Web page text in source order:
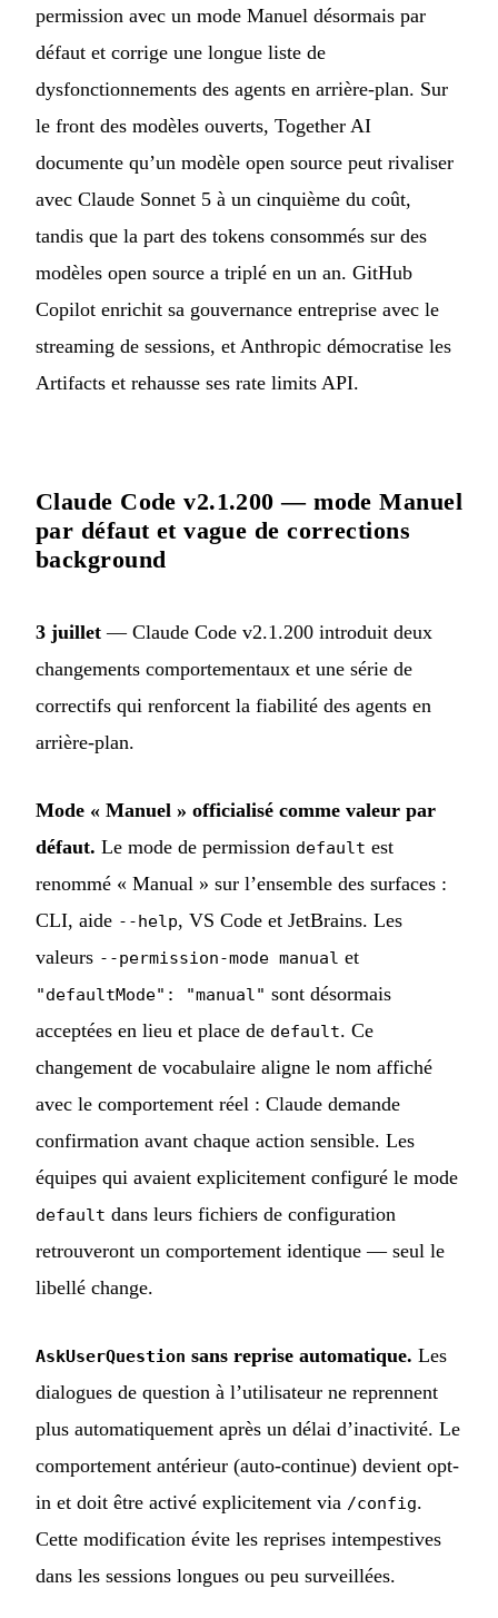
permission avec un mode Manuel désormais par
défaut et corrige une longue liste de
dysfonctionnements des agents en arrière-plan. Sur
le front des modèles ouverts, Together AI
documente qu’un modèle open source peut rivaliser
avec Claude Sonnet 5 à un cinquième du coût,
tandis que la part des tokens consommés sur des
modèles open source a triplé en un an. GitHub
Copilot enrichit sa gouvernance entreprise avec le
streaming de sessions, et Anthropic démocratise les
Artifacts et rehausse ses rate limits API.
Claude Code v2.1.200 — mode Manuel
par défaut et vague de corrections
background
3 juillet — Claude Code v2.1.200 introduit deux
changements comportementaux et une série de
correctifs qui renforcent la fiabilité des agents en
arrière-plan.
Mode « Manuel » officialisé comme valeur par
défaut. Le mode de permission default est
renommé « Manual » sur l’ensemble des surfaces :
CLI, aide --help, VS Code et JetBrains. Les
valeurs --permission-mode manual et
"defaultMode": "manual" sont désormais
acceptées en lieu et place de default. Ce
changement de vocabulaire aligne le nom affiché
avec le comportement réel : Claude demande
confirmation avant chaque action sensible. Les
équipes qui avaient explicitement configuré le mode
default dans leurs fichiers de configuration
retrouveront un comportement identique — seul le
libellé change.
AskUserQuestion sans reprise automatique. Les
dialogues de question à l’utilisateur ne reprennent
plus automatiquement après un délai d’inactivité. Le
comportement antérieur (auto-continue) devient opt-
in et doit être activé explicitement via /config.
Cette modification évite les reprises intempestives
dans les sessions longues ou peu surveillées.